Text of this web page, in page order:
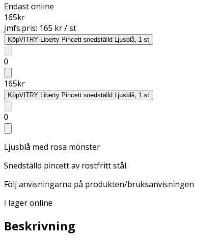
Endast online
165kr
Jmfs.pris: 165 kr / st
KöpVITRY Liberty Pincett snedställd Ljusblå, 1 st
0
165kr
KöpVITRY Liberty Pincett snedställd Ljusblå, 1 st
0
Ljusblå med rosa mönster
Snedställd pincett av rostfritt stål.
Följ anvisningarna på produkten/bruksanvisningen
I lager online
Beskrivning